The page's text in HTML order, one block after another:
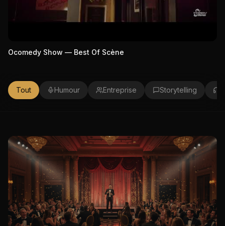
Ocomedy Show — Best Of Scène
Tout Humour Entreprise Storytelling